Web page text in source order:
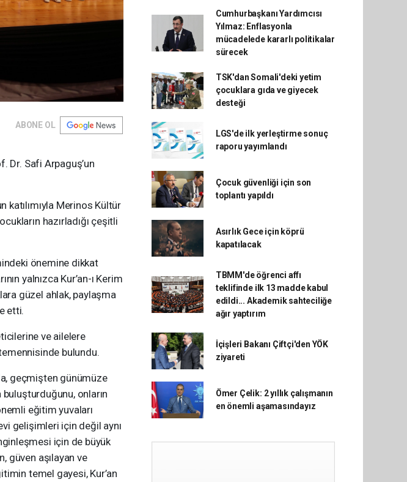
ABONE OL
Dr. Safi Arpaguş’un
katılımıyla Merinos Kültür
hazırladığı çeşitli
önemine dikkat
yalnızca Kur’an-ı Kerim
güzel ahlak, paylaşma
etti.
ve ailelere
bulundu.
geçmişten günümüze
buluşturduğunu, onların
eğitim yuvaları
gelişimleri için değil aynı
için de büyük
güven aşılayan ve
temel gayesi, Kur’an
Cumhurbaşkanı Yardımcısı
Yılmaz: Enflasyonla
mücadelede kararlı politikalar
sürecek
TSK'dan Somali'deki yetim
çocuklara gıda ve giyecek
desteği
LGS'de ilk yerleştirme sonuç
raporu yayımlandı
Çocuk güvenliği için son
toplantı yapıldı
Asırlık Gece için köprü
kapatılacak
TBMM'de öğrenci affı
teklifinde ilk 13 madde kabul
edildi... Akademik sahteciliğe
ağır yaptırım
İçişleri Bakanı Çiftçi'den YÖK
ziyareti
Ömer Çelik: 2 yıllık çalışmanın
en önemli aşamasındayız